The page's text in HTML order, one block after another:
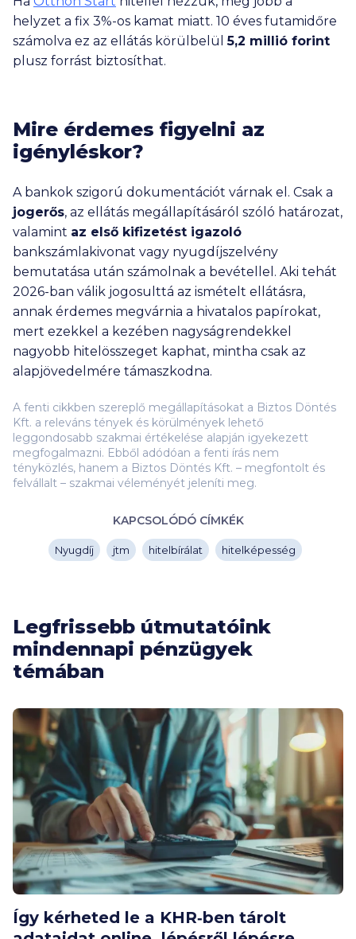
helyzet a fix 3%-os kamat miatt. 10 éves futamidőre
számolva ez az ellátás körülbelül5,2 millió forint
plusz forrást biztosíthat.
Mire érdemes figyelni az
igényléskor?
A bankok szigorú dokumentációt várnak el. Csak a
jogerős, az ellátás megállapításáról szóló határozat,
valamint az első kifizetést igazoló
bankszámlakivonat vagy nyugdíjszelvény
bemutatása után számolnak a bevétellel. Aki tehát
2026-ban válik jogosulttá az ismételt ellátásra,
annak érdemes megvárnia a hivatalos papírokat,
mert ezekkel a kezében nagyságrendekkel
nagyobb hitelösszeget kaphat, mintha csak az
alapjövedelmére támaszkodna.
A fenti cikkben szereplő megállapításokat a Biztos Döntés
Kft. a releváns tények és körülmények lehető
leggondosabb szakmai értékelése alapján igyekezett
megfogalmazni. Ebből adódóan a fenti írás nem
tényközlés, hanem a Biztos Döntés Kft. – megfontolt és
felvállalt – szakmai véleményét jeleníti meg.
KAPCSOLÓDÓ CÍMKÉK
Nyugdíj jtm hitelbírálat hitelképesség
Legfrissebb útmutatóink
mindennapi pénzügyek
témában
Így kérheted le a KHR‑ben tárolt